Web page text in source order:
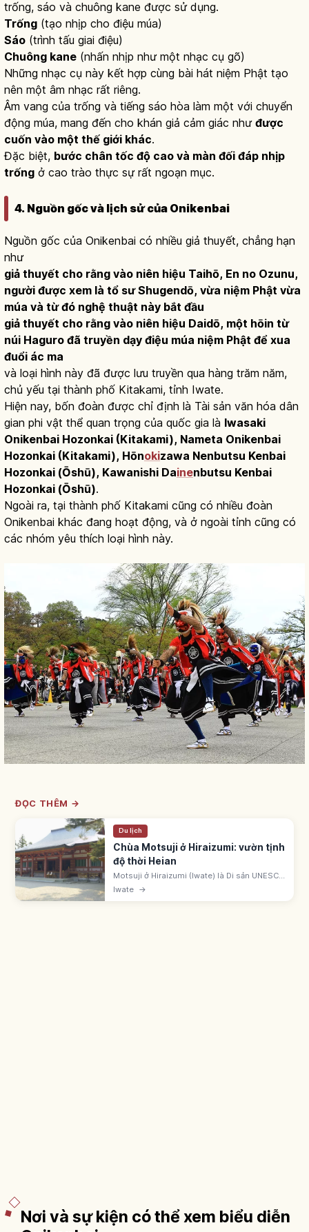
trống, sáo và chuông kane được sử dụng.
Trống (tạo nhịp cho điệu múa)
Sáo (trình tấu giai điệu)
Chuông kane (nhấn nhịp như một nhạc cụ gõ)
Những nhạc cụ này kết hợp cùng bài hát niệm Phật tạo
nên một âm nhạc rất riêng.
Âm vang của trống và tiếng sáo hòa làm một với chuyển
động múa, mang đến cho khán giả cảm giác như được
cuốn vào một thế giới khác.
Đặc biệt, bước chân tốc độ cao và màn đối đáp nhịp
trống ở cao trào thực sự rất ngoạn mục.
4. Nguồn gốc và lịch sử của Onikenbai
Nguồn gốc của Onikenbai có nhiều giả thuyết, chẳng hạn
như
giả thuyết cho rằng vào niên hiệu Taihō, En no Ozunu,
người được xem là tổ sư Shugendō, vừa niệm Phật vừa
múa và từ đó nghệ thuật này bắt đầu
giả thuyết cho rằng vào niên hiệu Daidō, một hōin từ
núi Haguro đã truyền dạy điệu múa niệm Phật để xua
đuổi ác ma
và loại hình này đã được lưu truyền qua hàng trăm năm,
chủ yếu tại thành phố Kitakami, tỉnh Iwate.
Hiện nay, bốn đoàn được chỉ định là Tài sản văn hóa dân
gian phi vật thể quan trọng của quốc gia là Iwasaki
Onikenbai Hozonkai (Kitakami), Nameta Onikenbai
Hozonkai (Kitakami), Hōnokizawa Nenbutsu Kenbai
Hozonkai (Ōshū), Kawanishi Dainenbutsu Kenbai
Hozonkai (Ōshū).
Ngoài ra, tại thành phố Kitakami cũng có nhiều đoàn
Onikenbai khác đang hoạt động, và ở ngoài tỉnh cũng có
các nhóm yêu thích loại hình này.
ĐỌC THÊM →
Du lịch
Chùa Motsuji ở Hiraizumi: vườn tịnh
độ thời Heian
Motsuji ở Hiraizumi (Iwate) là Di sản UNESCO
'Hiraizumi'. Ennin khai sơn 850. Fujiwara
Iwate →
Nơi và sự kiện có thể xem biểu diễn